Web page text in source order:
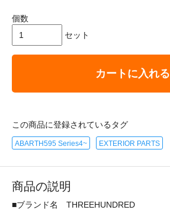
個数
セット
カートに入れる
この商品に登録されているタグ
ABARTH595 Series4~ EXTERIOR PARTS
商品の説明
■ブランド名 THREEHUNDRED